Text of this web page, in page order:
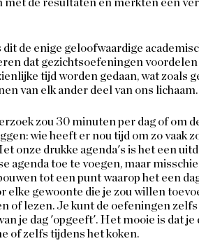
met de resultaten en merkten een
dit de enige geloofwaardige
dat gezichtsoefeningen
tijd worden gedaan, wat zoals
van elk ander deel van ons lichaam.
zou 30 minuten per dag of om
wie heeft er nou tijd om zo vaak
onze drukke agenda's is het een
agenda toe te voegen, maar
tot een punt waarop het een
elke gewoonte die je zou willen
of lezen. Je kunt de oefeningen
je dag 'opgeeft'. Het mooie is dat
of zelfs tijdens het koken.